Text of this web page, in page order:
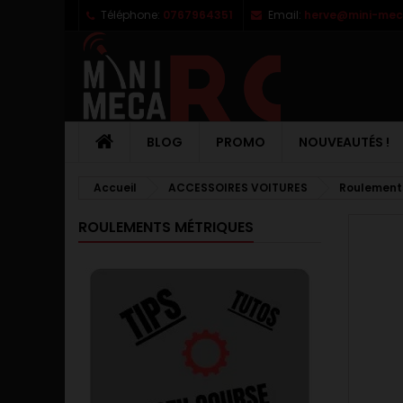
Téléphone: 0767964351 Email: herve@mini-
BLOG PROMO NOUVEAUTÉS !
Accueil ACCESSOIRES VOITURES
ROULEMENTS MÉTRIQUES